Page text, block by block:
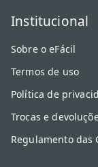
Institucional
Sobre o eFácil
Termos de uso
Política de
Trocas e
Regulamento das